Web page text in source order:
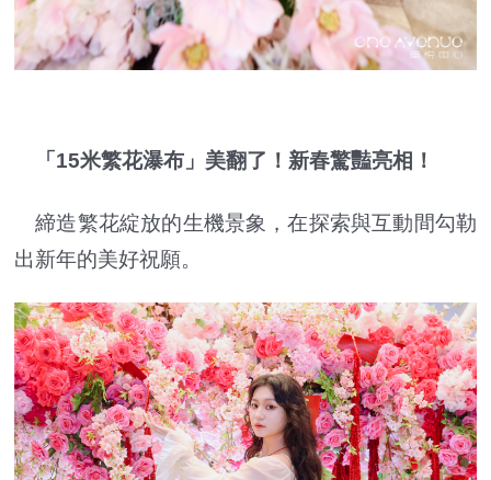
「15米繁花瀑布」美翻了！新春驚豔亮相！
締造繁花綻放的生機景象，在探索與互動間勾勒
出新年的美好祝願。